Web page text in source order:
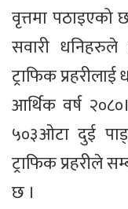
वृत्तमा पठाइएको
सवारी
ट्राफिक
आर्थिक वर्ष
५०३ओटा दुई
ट्राफिक प्रहरीले
छ ।